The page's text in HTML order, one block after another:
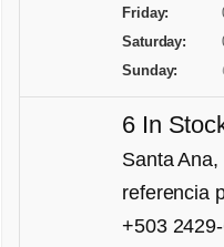
Friday:
Saturday:
Sunday:
6 In
Santa
referencia
+503